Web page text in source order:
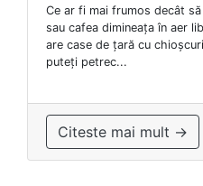
Ce ar fi mai frumos decât
sau cafea dimineața în aer
are case de țară cu
puteți petrec...
Citeste mai mult →